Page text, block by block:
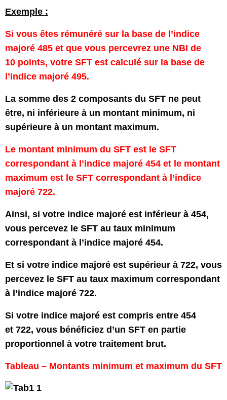
Exemple :
Si vous êtes rémunéré sur la base de l’indice
majoré 485 et que vous percevrez une NBI de
10 points, votre SFT est calculé sur la base de
l’indice majoré 495.
La somme des 2 composants du SFT ne peut
être, ni inférieure à un montant minimum, ni
supérieure à un montant maximum.
Le montant minimum du SFT est le SFT
correspondant à l’indice majoré 454 et le montant
maximum est le SFT correspondant à l’indice
majoré 722.
Ainsi, si votre indice majoré est inférieur à 454,
vous percevez le SFT au taux minimum
correspondant à l’indice majoré 454.
Et si votre indice majoré est supérieur à 722, vous
percevez le SFT au taux maximum correspondant
à l’indice majoré 722.
Si votre indice majoré est compris entre 454
et 722, vous bénéficiez d’un SFT en partie
proportionnel à votre traitement brut.
Tableau – Montants minimum et maximum du SFT